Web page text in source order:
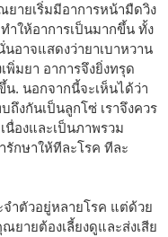
ายเริ่มมีอาการหน้ามืดวิง
ำให้อาการเป็นมากขึ้น ทั้ง
อาจแสดงว่ายาเบาหวาน
พิ่มยา อาการจึงยิ่งทรุด
น. นอกจากนี้จะเห็นได้ว่า
งกันเป็นลูกโซ่ เราจึงควร
นื่องและเป็นภาพรวม
รักษาให้ทีละโรค ทีละ
ำตัวอยู่หลายโรค แต่ด้วย
ายต้องเลี้ยงดูและส่งเสีย